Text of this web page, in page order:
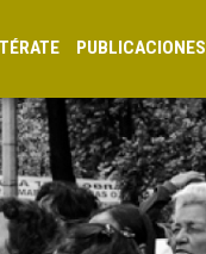
PUBLICACIONES